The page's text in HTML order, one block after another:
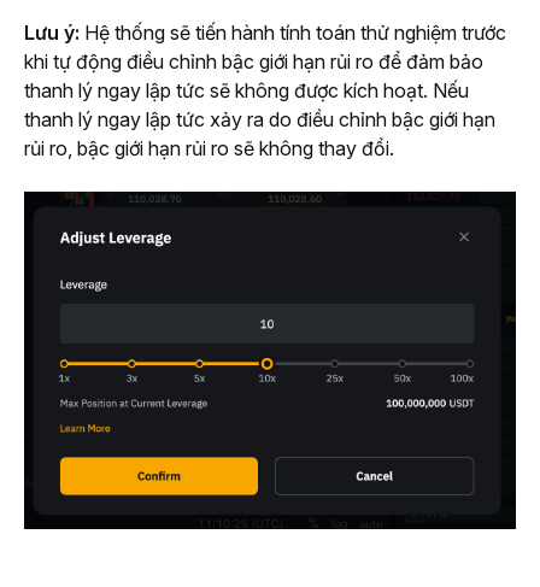
Lưu ý: Hệ thống sẽ tiến hành tính toán thử nghiệm trước
khi tự động điều chỉnh bậc giới hạn rủi ro để đảm bảo
thanh lý ngay lập tức sẽ không được kích hoạt. Nếu
thanh lý ngay lập tức xảy ra do điều chỉnh bậc giới hạn
rủi ro, bậc giới hạn rủi ro sẽ không thay đổi.